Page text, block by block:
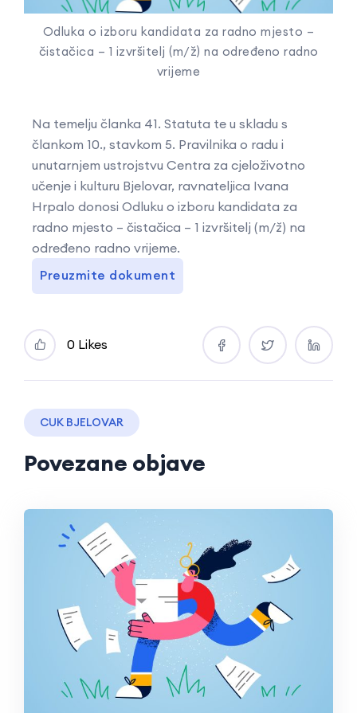
Odluka o izboru kandidata za radno mjesto –
čistačica – 1 izvršitelj (m/ž) na određeno radno
vrijeme
Na temelju članka 41. Statuta te u skladu s
člankom 10., stavkom 5. Pravilnika o radu i
unutarnjem ustrojstvu Centra za cjeloživotno
učenje i kulturu Bjelovar, ravnateljica Ivana
Hrpalo donosi Odluku o izboru kandidata za
radno mjesto – čistačica – 1 izvršitelj (m/ž) na
određeno radno vrijeme.
Preuzmite dokument
0 Likes
CUK BJELOVAR
Povezane objave